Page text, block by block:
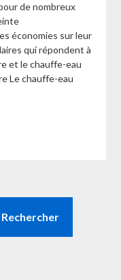
de nombreux
économies sur leur
qui répondent à
et le chauffe-eau
Le chauffe-eau
Rechercher